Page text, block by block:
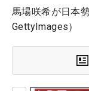
馬場咲希が日本
GettyImages）